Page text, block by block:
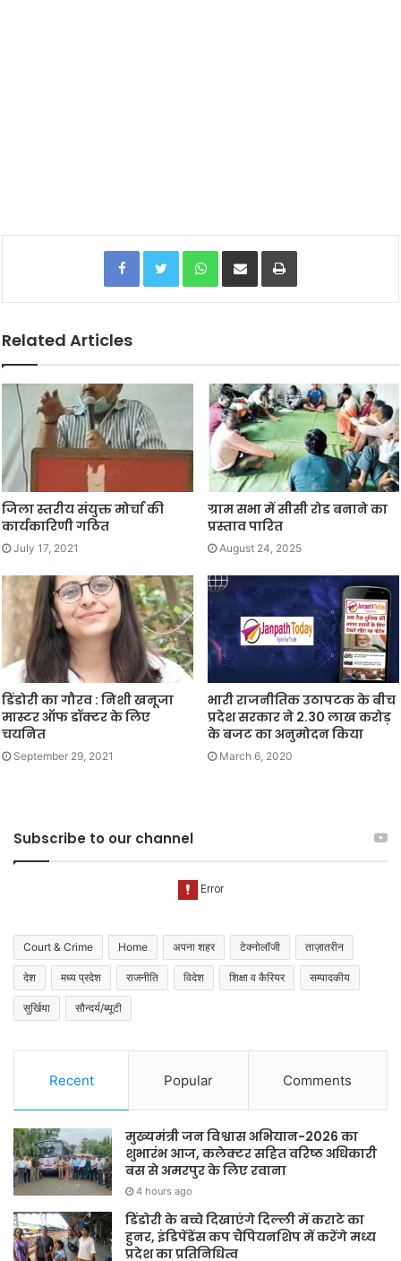
Facebook Twitter WhatsApp
Related Articles
जिला स्तरीय संयुक्त मोर्चा की
कार्यकारिणी गठित
July 17, 2021
ग्राम सभा में सीसी रोड बनाने का
प्रस्ताव पारित
August 24, 2025
डिंडोरी का गौरव : निशी खनूजा
मास्टर ऑफ डॉक्टर के लिए
चयनित
September 29, 2021
भारी राजनीतिक उठापटक के बीच
प्रदेश सरकार ने 2.30 लाख करोड़
के बजट का अनुमोदन किया
March 6, 2020
Subscribe to our channel
Court & Crime Home अपना शहर टेक्नोलॉजी ताज़ातरीन
देश मध्य प्रदेश राजनीति विदेश शिक्षा व कैरियर सम्पादकीय
सुर्खिया सौन्दर्य/ब्यूटी
Recent Popular Comments
मुख्यमंत्री जन विश्वास अभियान-2026 का
शुभारंभ आज, कलेक्टर सहित वरिष्ठ अधिकारी
बस से अमरपुर के लिए रवाना
4 hours ago
डिंडोरी के बच्चे दिखाएंगे दिल्ली में कराटे का
हुनर, इंडिपेंडेंस कप चैंपियनशिप में करेंगे मध्य
प्रदेश का प्रतिनिधित्व